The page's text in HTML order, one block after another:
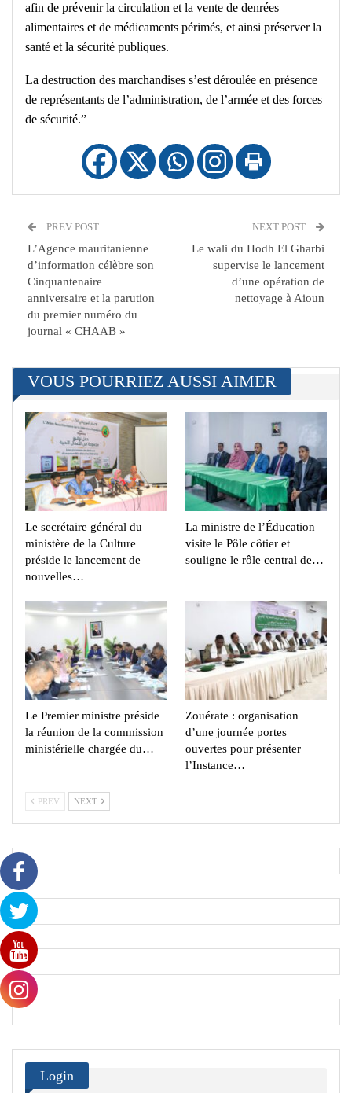
afin de prévenir la circulation et la vente de denrées
alimentaires et de médicaments périmés, et ainsi préserver la
santé et la sécurité publiques.
La destruction des marchandises s’est déroulée en présence
de représentants de l’administration, de l’armée et des forces
de sécurité.”
PREV POST
L’Agence mauritanienne
d’information célèbre son
Cinquantenaire
anniversaire et la parution
du premier numéro du
journal « CHAAB »
NEXT POST
Le wali du Hodh El Gharbi
supervise le lancement
d’une opération de
nettoyage à Aioun
VOUS POURRIEZ AUSSI AIMER
Le secrétaire général du
ministère de la Culture
préside le lancement de
nouvelles…
La ministre de l’Éducation
visite le Pôle côtier et
souligne le rôle central de…
Le Premier ministre préside
la réunion de la commission
ministérielle chargée du…
Zouérate : organisation
d’une journée portes
ouvertes pour présenter
l’Instance…
PREV NEXT
Login